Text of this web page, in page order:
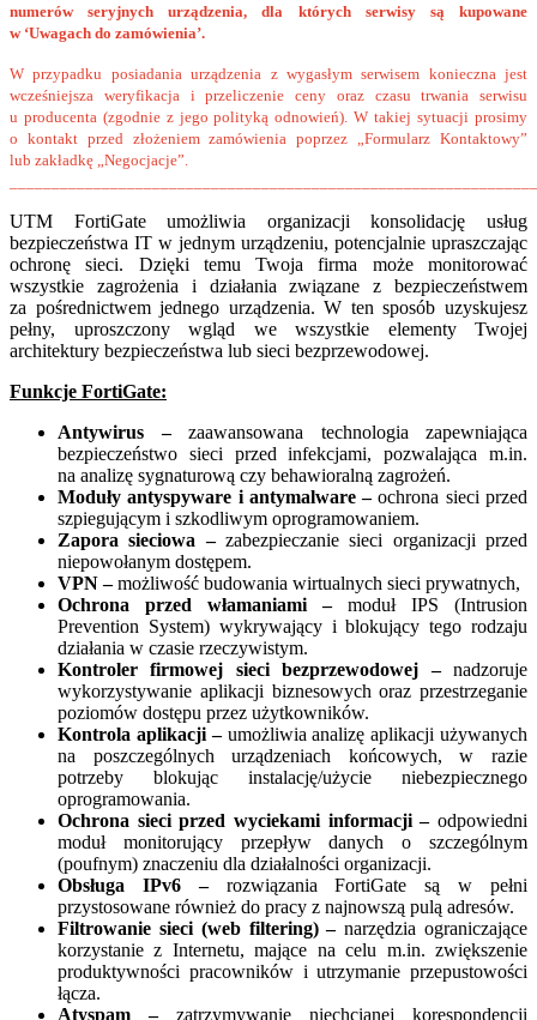
numerów seryjnych urządzenia, dla których serwisy są kupowane
w ‘Uwagach do zamówienia’.
W przypadku posiadania urządzenia z wygasłym serwisem konieczna jest
wcześniejsza weryfikacja i przeliczenie ceny oraz czasu trwania serwisu
u producenta (zgodnie z jego polityką odnowień). W takiej sytuacji prosimy
o kontakt przed złożeniem zamówienia poprzez „Formularz Kontaktowy”
lub zakładkę „Negocjacje”.
UTM FortiGate umożliwia organizacji konsolidację usług
bezpieczeństwa IT w jednym urządzeniu, potencjalnie upraszczając
ochronę sieci. Dzięki temu Twoja firma może monitorować
wszystkie zagrożenia i działania związane z bezpieczeństwem
za pośrednictwem jednego urządzenia. W ten sposób uzyskujesz
pełny, uproszczony wgląd we wszystkie elementy Twojej
architektury bezpieczeństwa lub sieci bezprzewodowej.
Funkcje FortiGate:
Antywirus –zaawansowana technologia zapewniająca
bezpieczeństwo sieci przed infekcjami, pozwalająca m.in.
na analizę sygnaturową czy behawioralną zagrożeń.
Moduły antyspyware i antymalware –ochrona sieci przed
szpiegującym i szkodliwym oprogramowaniem.
Zapora sieciowa – zabezpieczanie sieci organizacji przed
niepowołanym dostępem.
VPN –możliwość budowania wirtualnych sieci prywatnych,
Ochrona przed włamaniami –moduł IPS (Intrusion
Prevention System) wykrywający i blokujący tego rodzaju
działania w czasie rzeczywistym.
Kontroler firmowej sieci bezprzewodowej –nadzoruje
wykorzystywanie aplikacji biznesowych oraz przestrzeganie
poziomów dostępu przez użytkowników.
Kontrola aplikacji –umożliwia analizę aplikacji używanych
na poszczególnych urządzeniach końcowych, w razie
potrzeby blokując instalację/użycie niebezpiecznego
oprogramowania.
Ochrona sieci przed wyciekami informacji –odpowiedni
moduł monitorujący przepływ danych o szczególnym
(poufnym) znaczeniu dla działalności organizacji.
Obsługa IPv6 – rozwiązania FortiGate są w pełni
przystosowane również do pracy z najnowszą pulą adresów.
Filtrowanie sieci (web filtering) –narzędzia ograniczające
korzystanie z Internetu, mające na celu m.in. zwiększenie
produktywności pracowników i utrzymanie przepustowości
łącza.
Atyspam – zatrzymywanie niechcianej korespondencji